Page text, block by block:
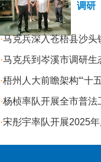
调研
·马克兵深入苍梧县沙头镇开展树立和践行正确政绩观学习教育包联
·马克兵到岑溪市调研生态环境
·梧州人大前瞻架构“‘十五五’
·杨桢率队开展全市普法
·宋彤宇率队开展2025年度环境